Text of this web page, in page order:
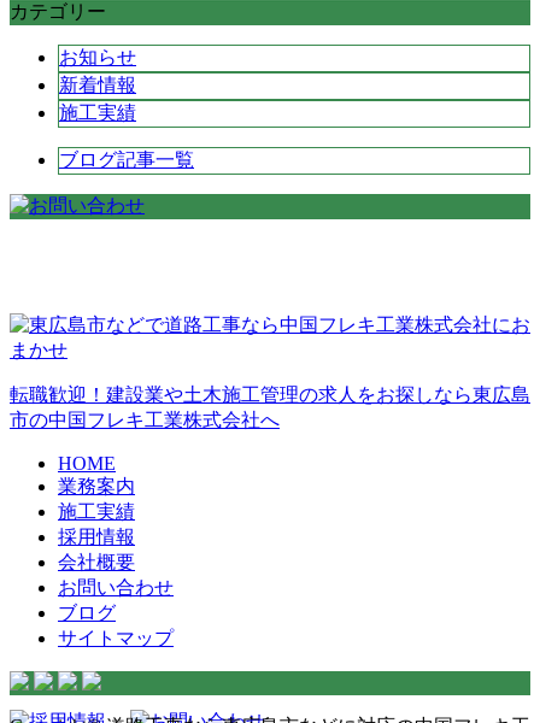
カテゴリー
お知らせ
新着情報
施工実績
ブログ記事一覧
転職歓迎！建設業や土木施工管理の求人をお探しなら東広島
市の中国フレキ工業株式会社へ
HOME
業務案内
施工実績
採用情報
会社概要
お問い合わせ
ブログ
サイトマップ